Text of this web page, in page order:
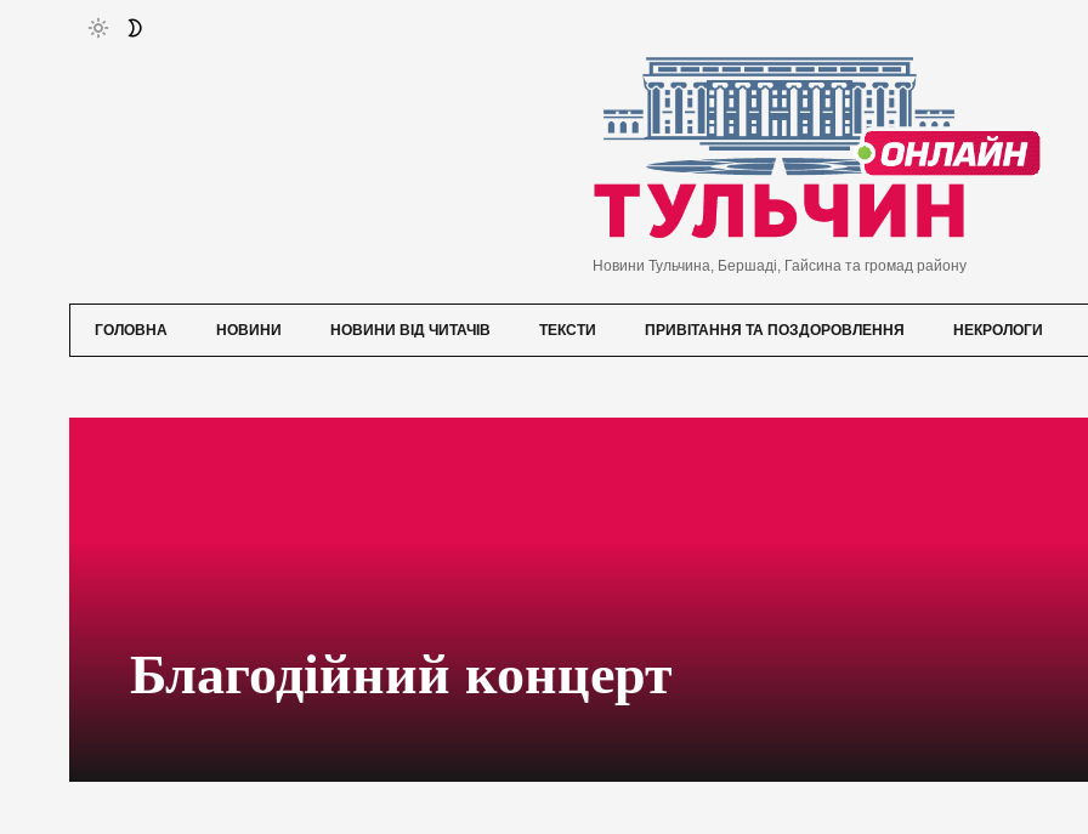
Новини Тульчина, Бершаді, Гайсина та громад району
ГОЛОВНА НОВИНИ НОВИНИ ВІД ЧИТАЧІВ ТЕКСТИ ПРИВІТАННЯ ТА ПОЗДОРОВЛЕННЯ НЕКРОЛОГИ
Благодійний концерт